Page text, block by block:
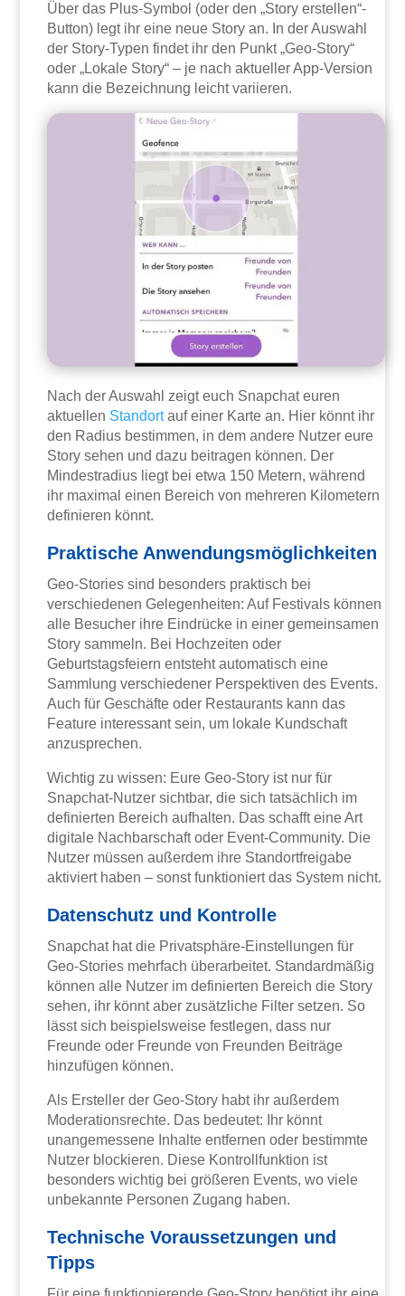
Über das Plus-Symbol (oder den „Story erstellen“-
Button) legt ihr eine neue Story an. In der Auswahl
der Story-Typen findet ihr den Punkt „Geo-Story“
oder „Lokale Story“ – je nach aktueller App-Version
kann die Bezeichnung leicht variieren.
Nach der Auswahl zeigt euch Snapchat euren
aktuellen Standortauf einer Karte an. Hier könnt ihr
den Radius bestimmen, in dem andere Nutzer eure
Story sehen und dazu beitragen können. Der
Mindestradius liegt bei etwa 150 Metern, während
ihr maximal einen Bereich von mehreren Kilometern
definieren könnt.
Praktische Anwendungsmöglichkeiten
Geo-Stories sind besonders praktisch bei
verschiedenen Gelegenheiten: Auf Festivals können
alle Besucher ihre Eindrücke in einer gemeinsamen
Story sammeln. Bei Hochzeiten oder
Geburtstagsfeiern entsteht automatisch eine
Sammlung verschiedener Perspektiven des Events.
Auch für Geschäfte oder Restaurants kann das
Feature interessant sein, um lokale Kundschaft
anzusprechen.
Wichtig zu wissen: Eure Geo-Story ist nur für
Snapchat-Nutzer sichtbar, die sich tatsächlich im
definierten Bereich aufhalten. Das schafft eine Art
digitale Nachbarschaft oder Event-Community. Die
Nutzer müssen außerdem ihre Standortfreigabe
aktiviert haben – sonst funktioniert das System nicht.
Datenschutz und Kontrolle
Snapchat hat die Privatsphäre-Einstellungen für
Geo-Stories mehrfach überarbeitet. Standardmäßig
können alle Nutzer im definierten Bereich die Story
sehen, ihr könnt aber zusätzliche Filter setzen. So
lässt sich beispielsweise festlegen, dass nur
Freunde oder Freunde von Freunden Beiträge
hinzufügen können.
Als Ersteller der Geo-Story habt ihr außerdem
Moderationsrechte. Das bedeutet: Ihr könnt
unangemessene Inhalte entfernen oder bestimmte
Nutzer blockieren. Diese Kontrollfunktion ist
besonders wichtig bei größeren Events, wo viele
unbekannte Personen Zugang haben.
Technische Voraussetzungen und
Tipps